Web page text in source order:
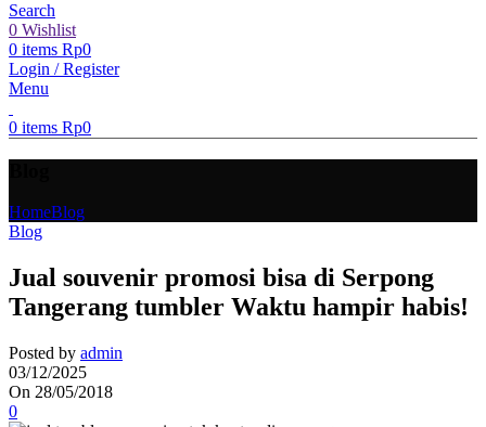
Search
0 Wishlist
0 items Rp0
Login / Register
Menu
0 items Rp0
HomeBlog
Blog
Jual souvenir promosi bisa di Serpong
Tangerang tumbler Waktu hampir habis!
Posted by admin
03/12/2025
On 28/05/2018
0